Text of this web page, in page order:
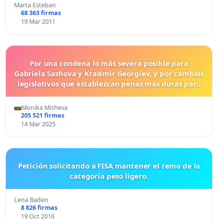
Marta Esteban
68 363 firmas
19 Mar 2011
Por una condena lo más severa posible para
Gabriela Sashova y Krasimir Georgiev, y por cambios
legislativos que establezcan penas más duras para
Monika Misheva
205 521 firmas
14 Mar 2025
Petición solicitando a FISA mantener el remo de la
categoría peso ligero.
Lena Baden
8 826 firmas
19 Oct 2016